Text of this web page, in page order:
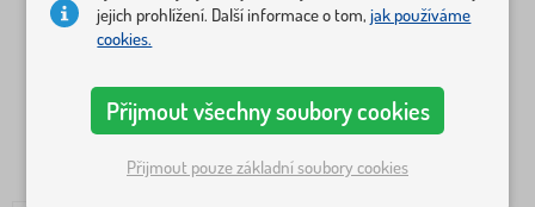
jejich prohlížení. Další informace o tom,jak používáme
cookies.
Přijmout všechny soubory cookies
Přijmout pouze základní soubory cookies